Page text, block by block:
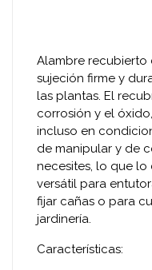
Alambre
sujeción firme y
las plantas. El
corrosión y el
incluso en
de manipular y de
necesites, lo que
versátil para
fijar cañas o para
jardinería.
Características: